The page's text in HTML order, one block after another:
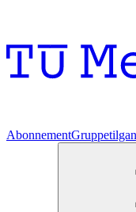
Abonnement